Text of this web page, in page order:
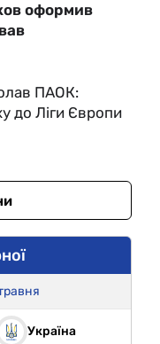
оформив
ПАОК:
до Ліги Європи
Україна